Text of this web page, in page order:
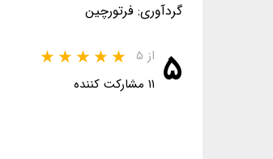
گردآوری: فرتورچین
۵ از ۵
۱۱ مشارکت کننده